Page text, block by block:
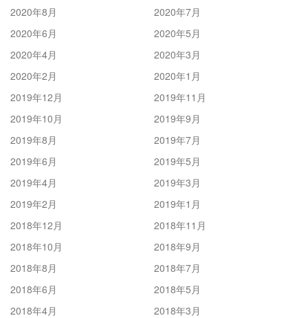
2020年8月
2020年7月
2020年6月
2020年5月
2020年4月
2020年3月
2020年2月
2020年1月
2019年12月
2019年11月
2019年10月
2019年9月
2019年8月
2019年7月
2019年6月
2019年5月
2019年4月
2019年3月
2019年2月
2019年1月
2018年12月
2018年11月
2018年10月
2018年9月
2018年8月
2018年7月
2018年6月
2018年5月
2018年4月
2018年3月